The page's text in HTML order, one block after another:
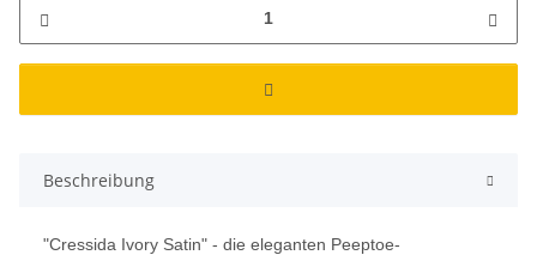
Beschreibung
"Cressida Ivory Satin" - die eleganten Peeptoe-